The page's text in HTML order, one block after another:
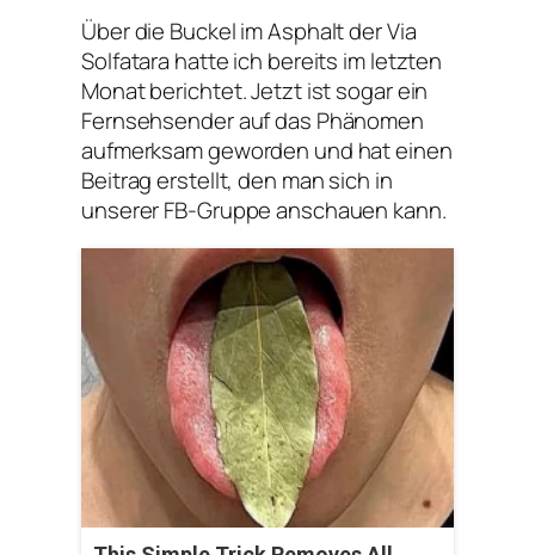
Über die Buckel im Asphalt der Via
Solfatara hatte ich bereits im letzten
Monat berichtet. Jetzt ist sogar ein
Fernsehsender auf das Phänomen
aufmerksam geworden und hat einen
Beitrag erstellt, den man sich in
unserer FB-Gruppe anschauen kann.